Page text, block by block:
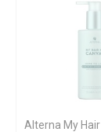
Alterna My